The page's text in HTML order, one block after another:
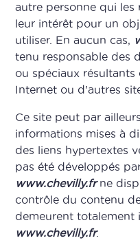
autre personne qui les
leur intérêt pour un
utiliser. En aucun cas,
tenu responsable des
ou spéciaux
Internet ou d'autres
Ce site peut par
informations mises à
des liens hypertextes
pas été développés
www.chevilly.frne
contrôle du contenu
demeurent totalement
www.chevilly.fr.